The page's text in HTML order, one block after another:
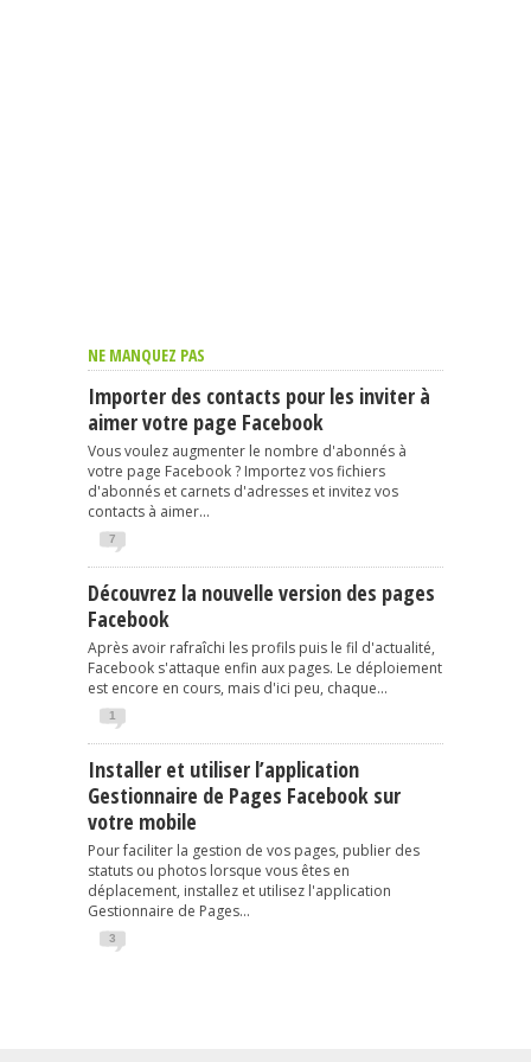
NE MANQUEZ PAS
Importer des contacts pour les inviter à
aimer votre page Facebook
Vous voulez augmenter le nombre d'abonnés à
votre page Facebook ? Importez vos fichiers
d'abonnés et carnets d'adresses et invitez vos
contacts à aimer...
7
Découvrez la nouvelle version des pages
Facebook
Après avoir rafraîchi les profils puis le fil d'actualité,
Facebook s'attaque enfin aux pages. Le déploiement
est encore en cours, mais d'ici peu, chaque...
1
Installer et utiliser l’application
Gestionnaire de Pages Facebook sur
votre mobile
Pour faciliter la gestion de vos pages, publier des
statuts ou photos lorsque vous êtes en
déplacement, installez et utilisez l'application
Gestionnaire de Pages...
3